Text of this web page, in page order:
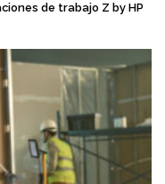
de trabajo Z by HP